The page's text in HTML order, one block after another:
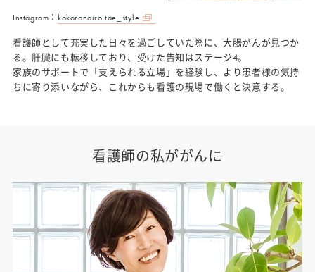
Instagram： kokoronoiro.tae_style
看護師として充実した日々を過ごしていた際に、大腸がんが見つか
る。肝臓にも転移しており、受けた告知はステージ4。
家族のサポートで「支えられる立場」を経験し、より患者様の気持
ちに寄り添いながら、これからも看護の現場で働くと決意する。
看護師の私ががんに